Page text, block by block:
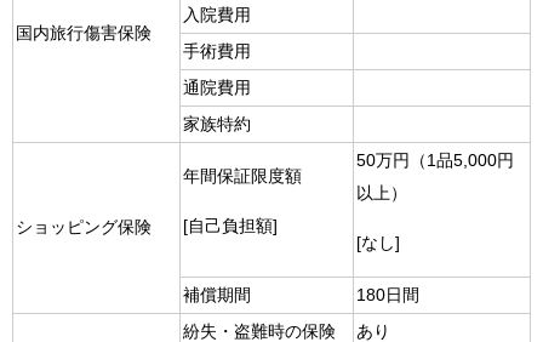
国内旅行傷害保険
入院費用
手術費用
通院費用
家族特約
ショッピング保険
年間保証限度額
[自己負担額]
50万円（1品5,000円
以上）
[なし]
補償期間 180日間
紛失・盗難時の保険
あり